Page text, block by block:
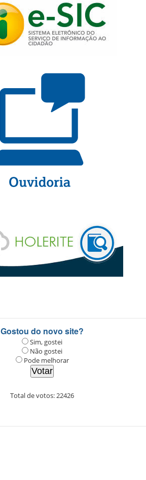
Gostou do novo site?
Sim, gostei
Não gostei
Pode melhorar
Total de votos:22426